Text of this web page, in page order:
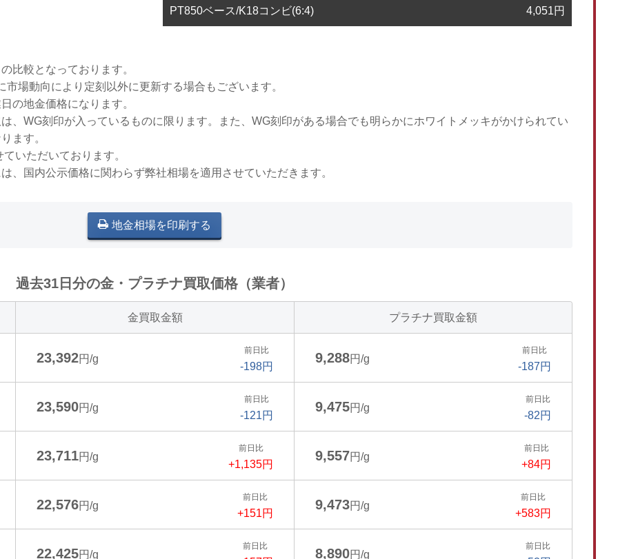
PT850ベース/K18コンビ(6:4) 4,051円
比較となっております。
場動向により定刻以外に更新する場合もございます。
の地金価格になります。
、WG刻印が入っているものに限ります。また、WG刻印がある場合でも明らかにホワイトメッキがかけられてい
ます。
いただいております。
、国内公示価格に関わらず弊社相場を適用させていただきます。
地金相場を印刷する
過去31日分の金・プラチナ買取価格（業者）
金買取金額 プラチナ買取金額
23,392円/g
前日比
-198円
9,288円/g
前日比
-187円
23,590円/g
前日比
-121円
9,475円/g
前日比
-82円
23,711円/g
前日比
+1,135円
9,557円/g
前日比
+84円
22,576円/g
前日比
+151円
9,473円/g
前日比
+583円
22,425円/g
前日比 8,890円/g
前日比